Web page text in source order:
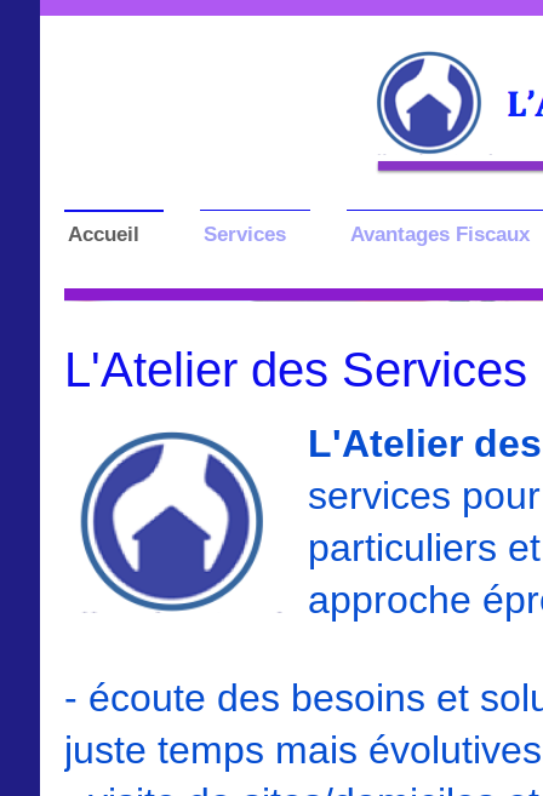
Accueil Services Avantages Fiscaux
L'Atelier des Services
L'Atelier
services
particuliers
approche
- écoute des besoins et
juste temps mais évolutives